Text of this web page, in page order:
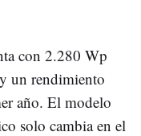
con 2.280 Wp
un rendimiento
año. El modelo
solo cambia en el